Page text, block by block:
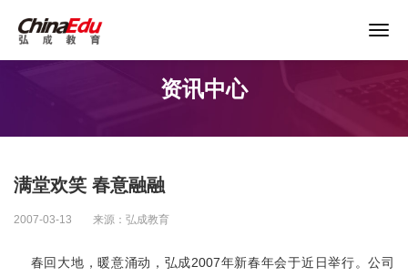
企业培训
继续教育
资讯中心
满堂欢笑 春意融融
2007-03-13 来源：弘成教育
春回大地，暖意涌动，弘成2007年新春年会于近日举行。公司